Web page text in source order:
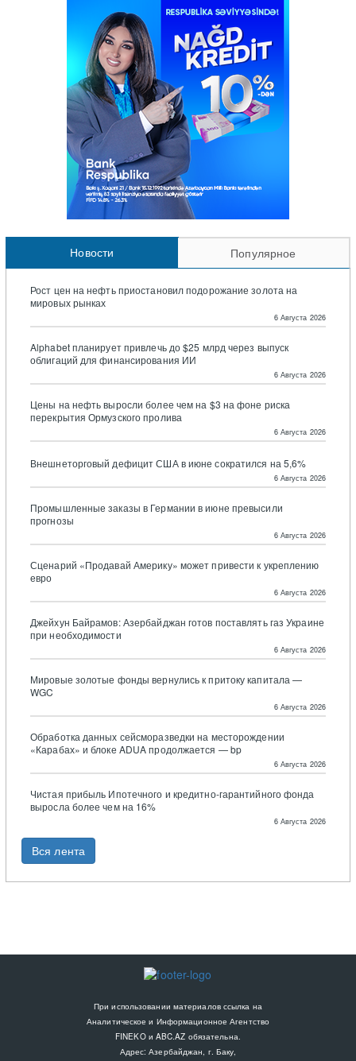
Новости Популярное
Рост цен на нефть приостановил подорожание золота на
мировых рынках
6 Августа 2026
Alphabet планирует привлечь до $25 млрд через выпуск
облигаций для финансирования ИИ
6 Августа 2026
Цены на нефть выросли более чем на $3 на фоне риска
перекрытия Ормузского пролива
6 Августа 2026
Внешнеторговый дефицит США в июне сократился на 5,6%
6 Августа 2026
Промышленные заказы в Германии в июне превысили
прогнозы
6 Августа 2026
Сценарий «Продавай Америку» может привести к укреплению
евро
6 Августа 2026
Джейхун Байрамов: Азербайджан готов поставлять газ Украине
при необходимости
6 Августа 2026
Мировые золотые фонды вернулись к притоку капитала —
WGC
6 Августа 2026
Обработка данных сейсморазведки на месторождении
«Карабах» и блоке ADUA продолжается — bp
6 Августа 2026
Чистая прибыль Ипотечного и кредитно-гарантийного фонда
выросла более чем на 16%
6 Августа 2026
Вся лента
При использовании материалов ссылка на
Аналитическое и Информационное Агентство
FINEKO и ABC.AZ обязательна.
Адрес: Азербайджан, г. Баку,